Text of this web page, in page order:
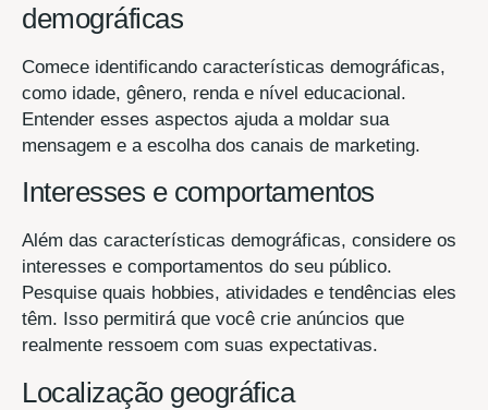
demográficas
Comece identificando características demográficas,
como idade, gênero, renda e nível educacional.
Entender esses aspectos ajuda a moldar sua
mensagem e a escolha dos canais de marketing.
Interesses e comportamentos
Além das características demográficas, considere os
interesses e comportamentos do seu público.
Pesquise quais hobbies, atividades e tendências eles
têm. Isso permitirá que você crie anúncios que
realmente ressoem com suas expectativas.
Localização geográfica